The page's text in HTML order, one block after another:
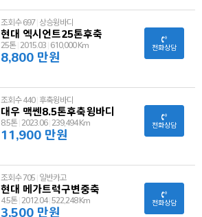
조회수 697 상승윙바디
현대 엑시언트25톤후축
25톤 2015.03 610,000 Km
8,800 만원
전화상담
조회수 440 후축윙바디
대우 맥쎈8.5톤후축윙바디
8.5톤 2023.06 239,494 Km
11,900 만원
전화상담
조회수 705 일반카고
현대 메가트럭구변중축
4.5톤 2012.04 522,248 Km
3,500 만원
전화상담